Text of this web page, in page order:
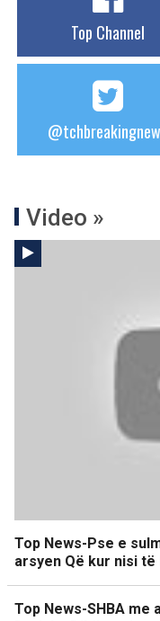
Top Channel
Video »
Top News-Pse e
arsyen Që kur nisi
Top News-SHBA me